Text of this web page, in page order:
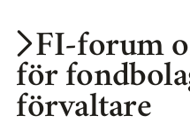
FI-forum
för
förvaltare